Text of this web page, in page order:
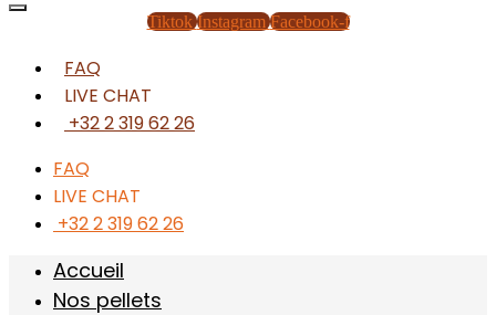
Tiktok Instagram Facebook-f
FAQ
LIVE CHAT
+32 2 319 62 26
FAQ
LIVE CHAT
+32 2 319 62 26
Accueil
Nos pellets